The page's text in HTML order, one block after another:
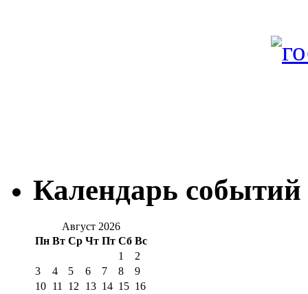
Календарь событий
Август 2026
Пн Вт Ср Чт Пт Сб Вс
1
2
3
4 5 6 7 8
9
10 11 12 13 14 15 16